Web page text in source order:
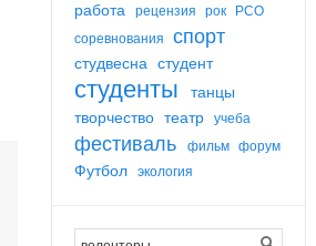
работа рецензия рок РСО
соревнования спорт
студвесна студент
студенты танцы
творчество театр учеба
фестиваль фильм форум
Футбол экология